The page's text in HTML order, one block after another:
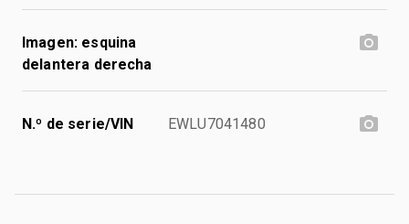
Imagen: esquina
delantera derecha
N.º de serie/VIN EWLU7041480